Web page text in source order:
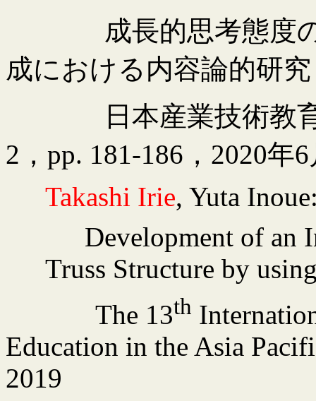
成長的思考態度
成における内容論的研
日本産業技術教
2 ， pp. 181-186 ， 2020年6
Takashi Irie, Yuta
Development of an
Truss Structure by
The 13th
Education in the Asia
2019